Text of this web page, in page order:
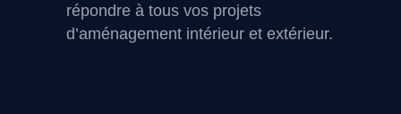
répondre à tous vos projets
d’aménagement intérieur et extérieur.